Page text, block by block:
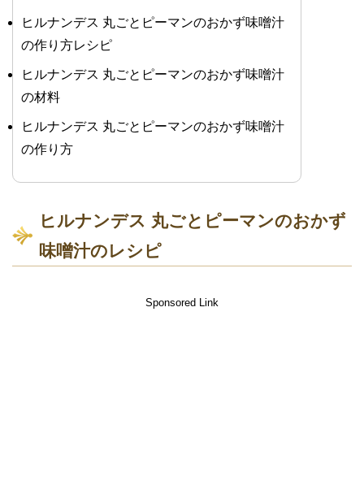
ヒルナンデス 丸ごとピーマンのおかず味噌汁
の作り方レシピ
ヒルナンデス 丸ごとピーマンのおかず味噌汁
の材料
ヒルナンデス 丸ごとピーマンのおかず味噌汁
の作り方
ヒルナンデス 丸ごとピーマンのおかず
味噌汁のレシピ
Sponsored Link